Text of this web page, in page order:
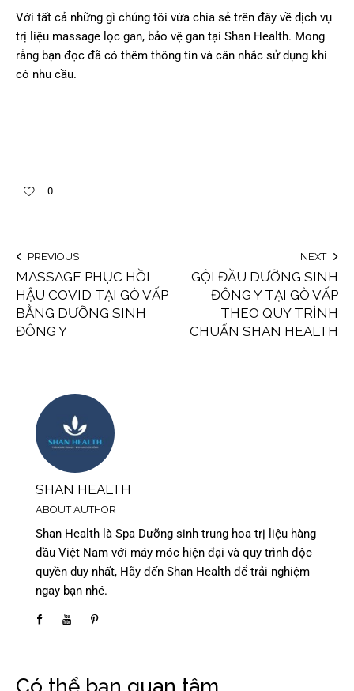
Với tất cả những gì chúng tôi vừa chia sẻ trên đây về dịch vụ
trị liệu massage lọc gan, bảo vệ gan tại Shan Health. Mong
rằng bạn đọc đã có thêm thông tin và cân nhắc sử dụng khi
có nhu cầu.
0
PREVIOUS
MASSAGE PHỤC HỒI
HẬU COVID TẠI GÒ VẤP
BẰNG DƯỠNG SINH
ĐÔNG Y
NEXT
GỘI ĐẦU DƯỠNG SINH
ĐÔNG Y TẠI GÒ VẤP
THEO QUY TRÌNH
CHUẨN SHAN HEALTH
SHAN HEALTH
ABOUT AUTHOR
Shan Health là Spa Dưỡng sinh trung hoa trị liệu hàng
đầu Việt Nam với máy móc hiện đại và quy trình độc
quyền duy nhất, Hãy đến Shan Health để trải nghiệm
ngay bạn nhé.